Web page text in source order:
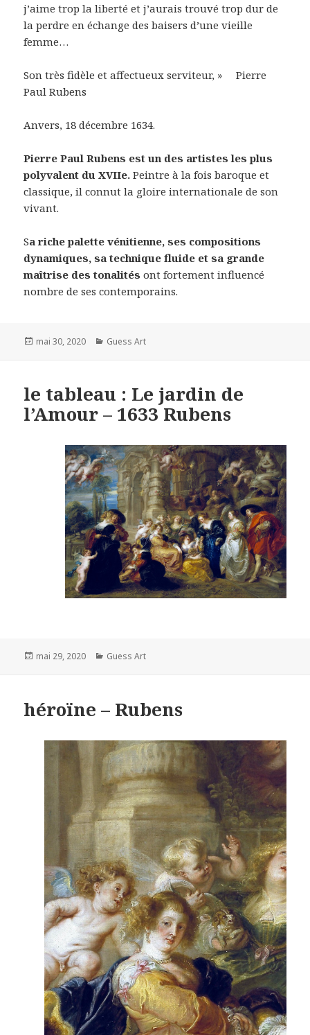
j’aime trop la liberté et j’aurais trouvé trop dur de
la perdre en échange des baisers d’une vieille
femme…
Son très fidèle et affectueux serviteur, » Pierre
Paul Rubens
Anvers, 18 décembre 1634.
Pierre Paul Rubens est un des artistes les plus
polyvalent du XVIIe.Peintre à la fois baroque et
classique, il connut la gloire internationale de son
vivant.
Sa riche palette vénitienne, ses compositions
dynamiques, sa technique fluide et sa grande
maîtrise des tonalités ont fortement influencé
nombre de ses contemporains.
Posted
mai 30, 2020 Categories
Guess Art
le tableau : Le jardin de
l’Amour – 1633 Rubens
Posted
mai 29, 2020 Categories
Guess Art
héroïne – Rubens